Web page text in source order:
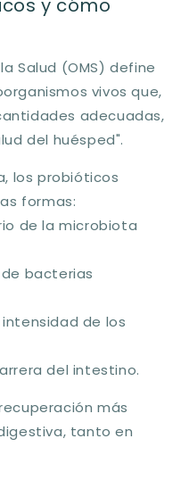
y cómo
Salud (OMS) define
vivos que,
adecuadas,
del huésped".
los probióticos
formas:
de la microbiota
bacterias
de los
del intestino.
más
tanto en